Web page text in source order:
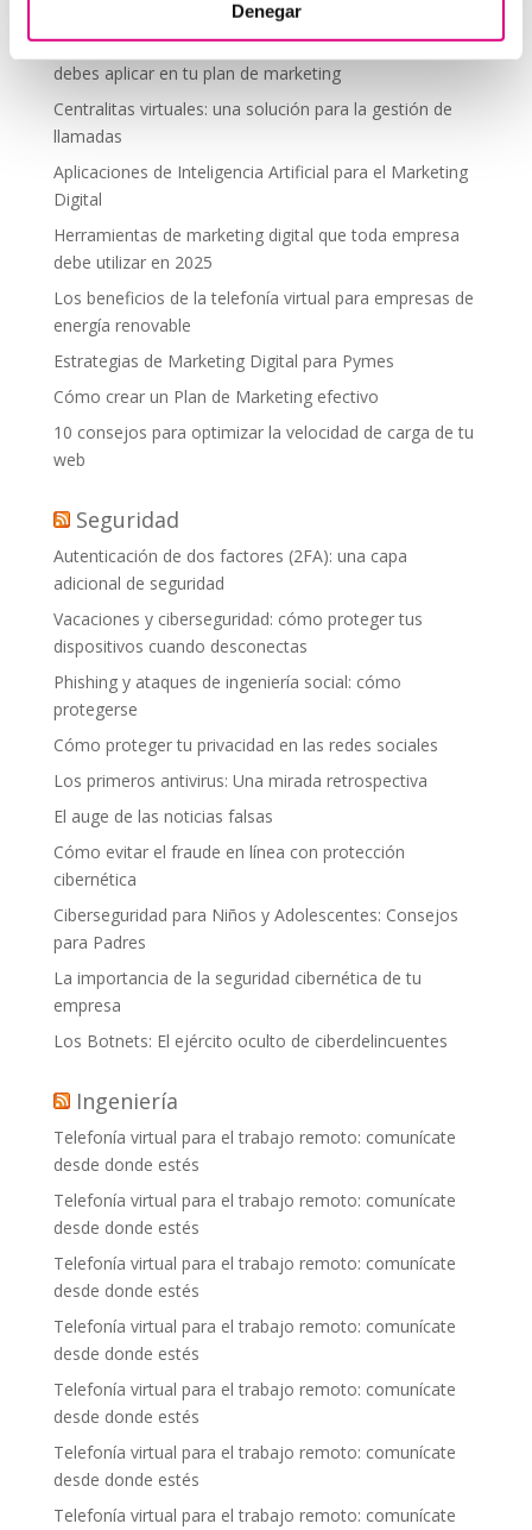
Denegar
Tendencias actuales en marketing y publicidad que
debes aplicar en tu plan de marketing
Centralitas virtuales: una solución para la gestión de
llamadas
Aplicaciones de Inteligencia Artificial para el Marketing
Digital
Herramientas de marketing digital que toda empresa
debe utilizar en 2025
Los beneficios de la telefonía virtual para empresas de
energía renovable
Estrategias de Marketing Digital para Pymes
Cómo crear un Plan de Marketing efectivo
10 consejos para optimizar la velocidad de carga de tu
web
Seguridad
Autenticación de dos factores (2FA): una capa
adicional de seguridad
Vacaciones y ciberseguridad: cómo proteger tus
dispositivos cuando desconectas
Phishing y ataques de ingeniería social: cómo
protegerse
Cómo proteger tu privacidad en las redes sociales
Los primeros antivirus: Una mirada retrospectiva
El auge de las noticias falsas
Cómo evitar el fraude en línea con protección
cibernética
Ciberseguridad para Niños y Adolescentes: Consejos
para Padres
La importancia de la seguridad cibernética de tu
empresa
Los Botnets: El ejército oculto de ciberdelincuentes
Ingeniería
Telefonía virtual para el trabajo remoto: comunícate
desde donde estés
Telefonía virtual para el trabajo remoto: comunícate
desde donde estés
Telefonía virtual para el trabajo remoto: comunícate
desde donde estés
Telefonía virtual para el trabajo remoto: comunícate
desde donde estés
Telefonía virtual para el trabajo remoto: comunícate
desde donde estés
Telefonía virtual para el trabajo remoto: comunícate
desde donde estés
Telefonía virtual para el trabajo remoto: comunícate